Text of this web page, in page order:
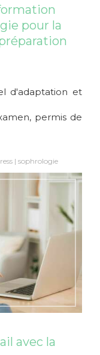
pour la
d'adaptation et
permis de
sophrologie
avec la